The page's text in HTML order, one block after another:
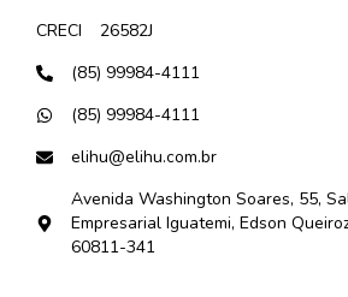
CRECI
26582J
(85) 99984-4111
(85) 99984-4111
elihu@elihu.com.br
Avenida Washington Soares, 55,
Empresarial Iguatemi, Edson
60811-341